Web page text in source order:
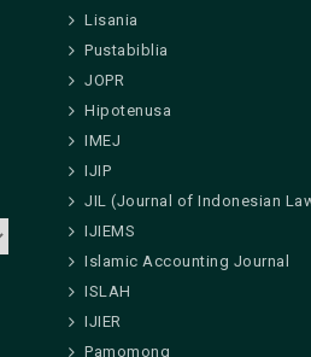
Lisania
Pustabiblia
JOPR
Hipotenusa
IMEJ
IJIP
JIL (Journal of Indonesian
IJIEMS
Islamic Accounting Journal
ISLAH
IJIER
Pamomong